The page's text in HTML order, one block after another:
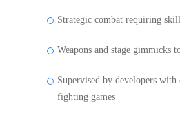
Strategic combat requiring
Weapons and stage gimmicks
Supervised by developers
fighting games